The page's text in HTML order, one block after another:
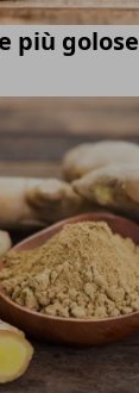
più golose